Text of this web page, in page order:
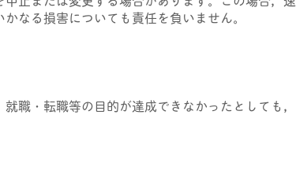
なる損害についても責任を負いません。
職・転職等の目的が達成できなかったとしても，